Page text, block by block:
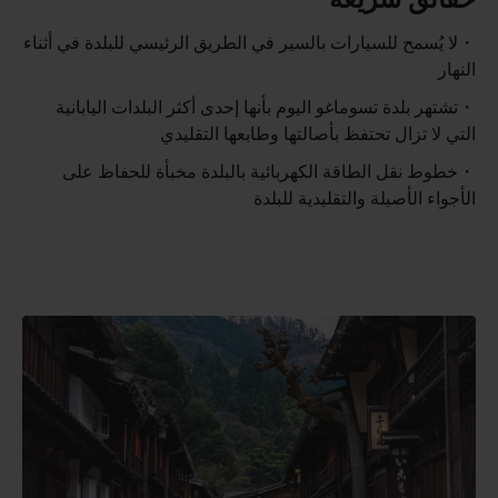
لا يُسمح للسيارات بالسير في الطريق الرئيسي للبلدة في أثناء
النهار
تشتهر بلدة تسوماغو اليوم بأنها إحدى أكثر البلدات اليابانية
التي لا تزال تحتفظ بأصالتها وطابعها التقليدي
خطوط نقل الطاقة الكهربائية بالبلدة مخبأة للحفاظ على
الأجواء الأصيلة والتقليدية للبلدة